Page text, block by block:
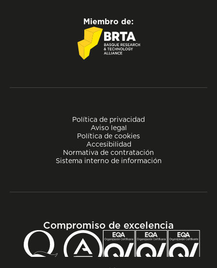
Política de privacidad
Aviso legal
Política de cookies
Accesibilidad
Normativa de contratación
Sistema interno de información
Miembro de:
Compromiso de excelencia